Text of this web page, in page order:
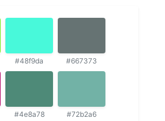
#48f9da #667373
#4e8a78 #72b2a6